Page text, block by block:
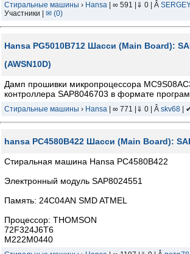
Стиральные машины › Hansa | ∞ 591 |⇓ 0 | Â
Участники | ✉ (0)
Hansa PG5010B712 Шасси (Main Board):
(AWSN10D)
Дамп прошивки микропроцессора
контроллера SAP8046703 в формате
Стиральные машины › Hansa | ∞ 771 |⇓ 0 | Â skv68 |
hansa PC4580B422 Шасси (Main Board):
Стиральная машина Hansa PC4580B422
Электронный модуль SAP8024551
Память: 24C04AN SMD ATMEL
Процессор: THOMSON
72F324J6T6
M222M0440